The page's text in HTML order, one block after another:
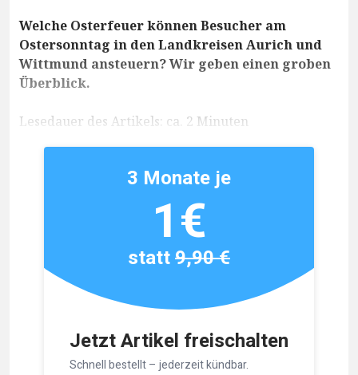
Welche Osterfeuer können Besucher am
Ostersonntag in den Landkreisen Aurich und
Wittmund ansteuern? Wir geben einen groben
Überblick.
Lesedauer des Artikels: ca. 2 Minuten
Jetzt Artikel freischalten
Schnell bestellt – jederzeit kündbar.
3 Monate je
1€
statt9,90 €